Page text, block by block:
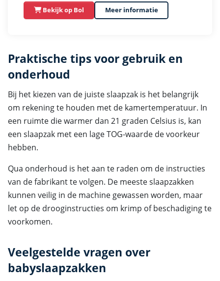
Bekijk op Bol Meer informatie
Praktische tips voor gebruik en
onderhoud
Bij het kiezen van de juiste slaapzak is het belangrijk
om rekening te houden met de kamertemperatuur. In
een ruimte die warmer dan 21 graden Celsius is, kan
een slaapzak met een lage TOG-waarde de voorkeur
hebben.
Qua onderhoud is het aan te raden om de instructies
van de fabrikant te volgen. De meeste slaapzakken
kunnen veilig in de machine gewassen worden, maar
let op de drooginstructies om krimp of beschadiging te
voorkomen.
Veelgestelde vragen over
babyslaapzakken